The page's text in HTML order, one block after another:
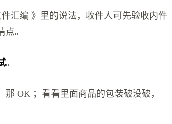
汇编 》里的说法，收件人可先验收内件
。
。
OK ；看看里面商品的包装破没破，